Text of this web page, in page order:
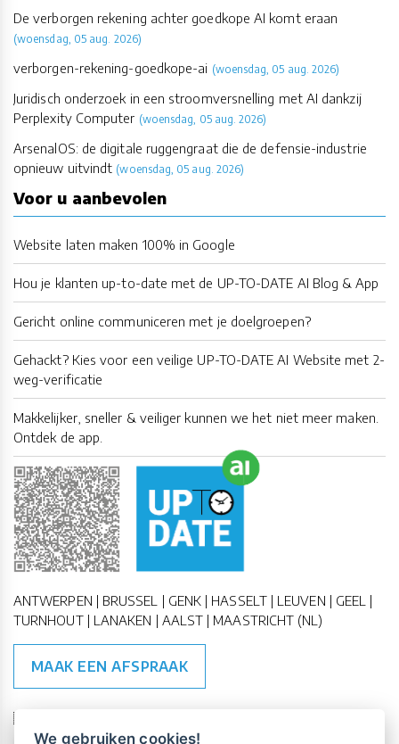
De verborgen rekening achter goedkope AI komt eraan
(woensdag, 05 aug. 2026)
verborgen-rekening-goedkope-ai (woensdag, 05 aug. 2026)
Juridisch onderzoek in een stroomversnelling met AI dankzij
Perplexity Computer (woensdag, 05 aug. 2026)
ArsenalOS: de digitale ruggengraat die de defensie-industrie
opnieuw uitvindt (woensdag, 05 aug. 2026)
Voor u aanbevolen
Website laten maken 100% in Google
Hou je klanten up-to-date met de UP-TO-DATE AI Blog & App
Gericht online communiceren met je doelgroepen?
Gehackt? Kies voor een veilige UP-TO-DATE AI Website met 2-
weg-verificatie
Makkelijker, sneller & veiliger kunnen we het niet meer maken.
Ontdek de app.
ANTWERPEN | BRUSSEL | GENK | HASSELT | LEUVEN | GEEL |
TURNHOUT | LANAKEN | AALST | MAASTRICHT (NL)
MAAK EEN AFSPRAAK
🇪🇺 🇧🇪
We gebruiken cookies!